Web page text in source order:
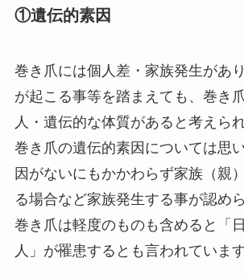
①遺伝的素因
巻き爪には個人差・家族発生があ
が起こる事等を踏まえても、巻き
人・遺伝的な体質があると考えられ
巻き爪の遺伝的素因については思
因がないにもかかわらず家族（親
る場合など家族発生する事が認め
巻き爪は軽度のものも含めると「
人」が罹患するとも言われています